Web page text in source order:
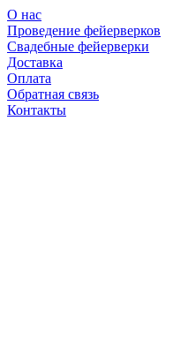
О нас
Проведение фейерверков
Свадебные фейерверки
Доставка
Оплата
Обратная связь
Контакты